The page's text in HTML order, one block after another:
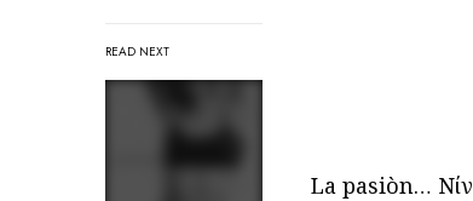
READ NEXT
La pasiòn…